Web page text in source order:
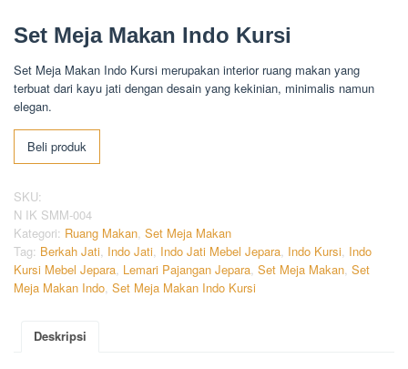
Set Meja Makan Indo Kursi
Set Meja Makan Indo Kursi merupakan interior ruang makan yang
terbuat dari kayu jati dengan desain yang kekinian, minimalis namun
elegan.
Beli produk
SKU:
N IK SMM-004
Kategori: Ruang Makan Set Meja Makan
Tag: Berkah Jati Indo Jati Indo Jati Mebel Jepara Indo Kursi Indo
Kursi Mebel Jepara Lemari Pajangan Jepara Set Meja Makan Set
Meja Makan Indo Set Meja Makan Indo Kursi
Deskripsi